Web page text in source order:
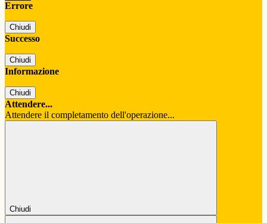
Errore
Chiudi
Successo
Chiudi
Informazione
Chiudi
Attendere...
Attendere il completamento dell'operazione...
Chiudi